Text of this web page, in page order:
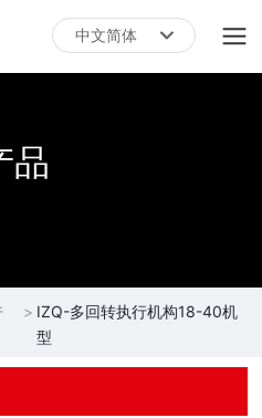
中文简体
English
品
IZQ-多回转执行机构18-40机
型